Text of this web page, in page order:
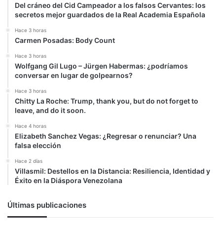
Del cráneo del Cid Campeador a los falsos Cervantes: los
secretos mejor guardados de la Real Academia Española
Hace 3 horas
Carmen Posadas: Body Count
Hace 3 horas
Wolfgang Gil Lugo – Jürgen Habermas: ¿podríamos
conversar en lugar de golpearnos?
Hace 3 horas
Chitty La Roche: Trump, thank you, but do not forget to
leave, and do it soon.
Hace 4 horas
Elizabeth Sanchez Vegas: ¿Regresar o renunciar? Una
falsa elección
Hace 2 días
Villasmil: Destellos en la Distancia: Resiliencia, Identidad y
Éxito en la Diáspora Venezolana
Últimas publicaciones